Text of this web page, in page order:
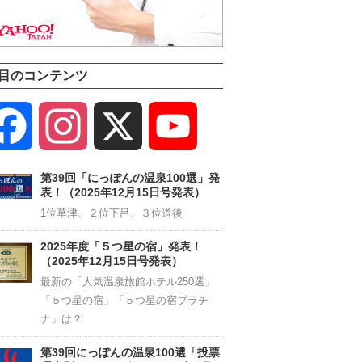
のコンテンツ
Facebook Instagram
Channel
第39回「にっぽんの温泉100選」発
表！（2025年12月15日号発表）
1位草津、２位下呂、３位道後
2025年度「５つ星の宿」発表！
（2025年12月15日号発表）
最新の「人気温泉旅館ホテル250選」
「５つ星の宿」「５つ星の宿プラチ
ナ」は？
第39回にっぽんの温泉100選「投票